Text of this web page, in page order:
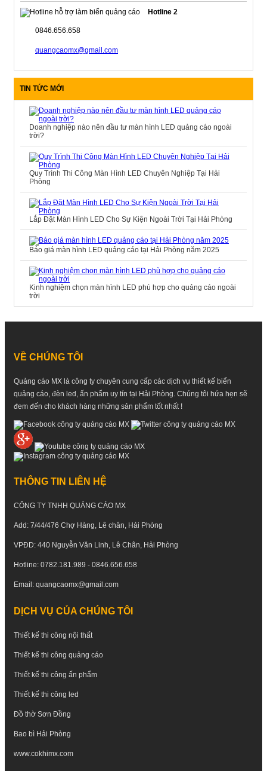
Hotline 2
0846.656.658
quangcaomx@gmail.com
TIN TỨC MỚI
Doanh nghiệp nào nên đầu tư màn hình LED quảng cáo ngoài
trời?
Quy Trình Thi Công Màn Hình LED Chuyên Nghiệp Tại Hải
Phòng
Lắp Đặt Màn Hình LED Cho Sự Kiện Ngoài Trời Tại Hải Phòng
Báo giá màn hình LED quảng cáo tại Hải Phòng năm 2025
Kinh nghiệm chọn màn hình LED phù hợp cho quảng cáo ngoài
trời
VỀ CHÚNG TÔI
Quảng cáo MX là công ty chuyên cung cấp các dịch vụ thiết kế biển
quảng cáo, đèn led, ấn phẩm uy tín tại Hải Phòng. Chúng tôi hứa hẹn sẽ
đem đến cho khách hàng những sản phẩm tốt nhất !
THÔNG TIN LIÊN HỆ
CÔNG TY TNHH QUẢNG CÁO MX
Add: 7/44/476 Chợ Hàng, Lê chân, Hải Phòng
VPĐD: 440 Nguyễn Văn Linh, Lê Chân, Hải Phòng
Hotline: 0782.181.989 - 0846.656.658
Email: quangcaomx@gmail.com
DỊCH VỤ CỦA CHÚNG TÔI
Thiết kế thi công nội thất
Thiết kế thi công quảng cáo
Thiết kế thi công ấn phẩm
Thiết kế thi công led
Đồ thờ Sơn Đồng
Bao bì Hải Phòng
www.cokhimx.com